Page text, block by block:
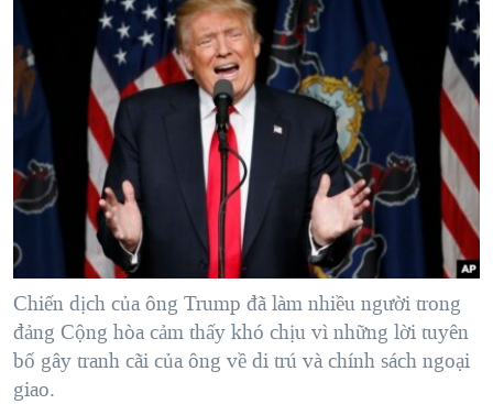
Chiến dịch của ông Trump đã làm nhiều người trong
đảng Cộng hòa cảm thấy khó chịu vì những lời tuyên
bố gây tranh cãi của ông về di trú và chính sách ngoại
giao.